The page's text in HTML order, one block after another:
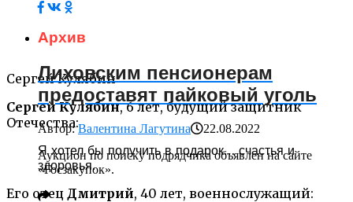
Сергей Кулябин
Сергей Кулябин, 6 лет, будущий защитник
Отечества:
Я хотел бы получить в подарок… счастья и
здоровья.
Его отец Дмитрий, 40 лет, военнослужащий:
Архив
Лиховским пенсионерам
предоставят пайковый уголь
Автор:Валентина Лагутина
22.08.2022
Аукцион по поиску подрядчика объявлен на сайте
«Госзакупок».